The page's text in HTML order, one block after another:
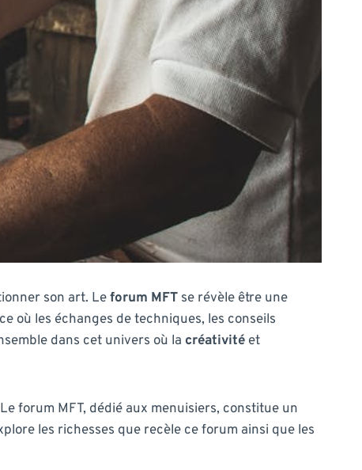
son art. Leforum MFT se révèle être une
où les échanges de techniques, les conseils
dans cet univers où la créativité et
forum MFT, dédié aux menuisiers, constitue un
les richesses que recèle ce forum ainsi que les